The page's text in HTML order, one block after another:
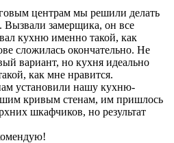
центрам мы решили делать
Вызвали замерщика, он все
кухню именно такой, как
сложилась окончательно. Не
вариант, но кухня идеально
как мне нравится.
установили нашу кухню-
кривым стенам, им пришлось
шкафчиков, но результат